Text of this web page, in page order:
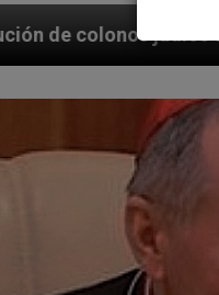
a cristianos (y no